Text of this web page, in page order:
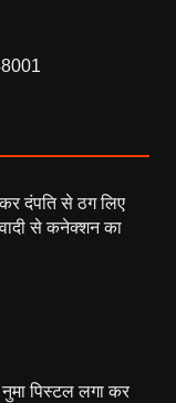
दंपति से ठग लिए
से कनेक्शन का
पिस्टल लगा कर